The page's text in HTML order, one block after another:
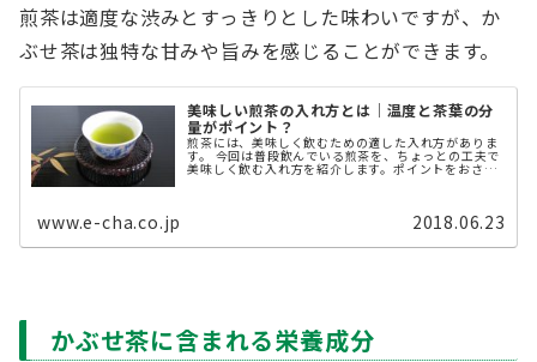
煎茶は適度な渋みとすっきりとした味わいですが、か
ぶせ茶は独特な甘みや旨みを感じることができます。
美味しい煎茶の入れ方とは｜温度と茶葉の分
量がポイント？
煎茶には、美味しく飲むための適した入れ方がありま
す。 今回は普段飲んでいる煎茶を、ちょっとの工夫で
美味しく飲む入れ方を紹介します。ポイントをおさえ
www.e-cha.co.jp 2018.06.23
かぶせ茶に含まれる栄養成分